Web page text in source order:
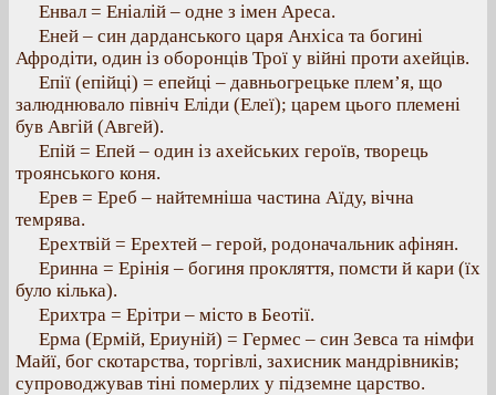
Енвал = Еніалій – одне з імен Ареса.
Еней – син дарданського царя Анхіса та богині
Афродіти, один із оборонців Трої у війні проти ахейців.
Епії (епійці) = епейці – давньогрецьке плем’я, що
залюднювало північ Еліди (Елеї); царем цього племені
був Авгій (Авгей).
Епій = Епей – один із ахейських героїв, творець
троянського коня.
Ерев = Ереб – найтемніша частина Аїду, вічна
темрява.
Ерехтвій = Ерехтей – герой, родоначальник афінян.
Еринна = Ерінія – богиня прокляття, помсти й кари (їх
було кілька).
Ерихтра = Ерітри – місто в Беотії.
Ерма (Ермій, Ериуній) = Гермес – син Зевса та німфи
Майї, бог скотарства, торгівлі, захисник мандрівників;
супроводжував тіні померлих у підземне царство.